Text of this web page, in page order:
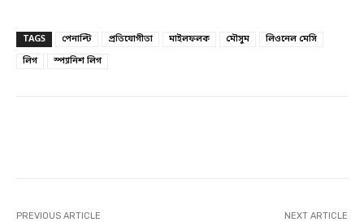
TAGS পেনাল্টি প্রতিযোগীতা মাইলফলক মৌসুম
লিওনেল মেসি
লিগ
স্প্যানিশ লিগ
PREVIOUS ARTICLE NEXT ARTICLE